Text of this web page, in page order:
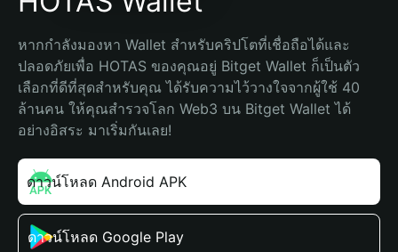
หากกำลังมองหา Wallet สำหรับคริปโตที่เชื่อถือได้และ
ปลอดภัยเพื่อ HOTAS ของคุณอยู่ Bitget Wallet ก็เป็นตัว
เลือกที่ดีที่สุดสำหรับคุณ ได้รับความไว้วางใจจากผู้ใช้ 40
ล้านคน ให้คุณสำรวจโลก Web3 บน Bitget Wallet ได้
อย่างอิสระ มาเริ่มกันเลย!
ดาวน์โหลด Android APK
ดาวน์โหลด Google Play